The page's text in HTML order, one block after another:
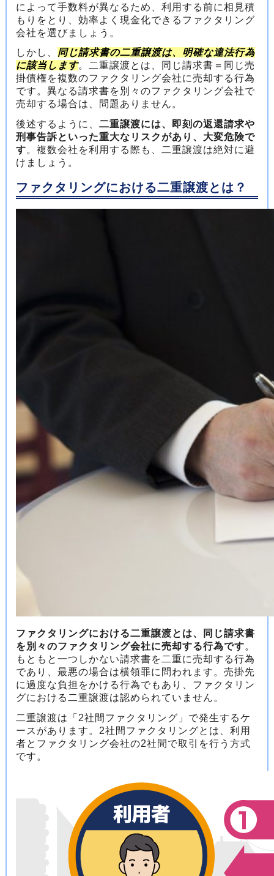
によって手数料が異なるため、利用する前に相見積
もりをとり、効率よく現金化できるファクタリング
会社を選びましょう。
しかし、 同じ請求書の二重譲渡は、明確な違法行為
に該当します。二重譲渡とは、同じ請求書＝同じ売
掛債権を複数のファクタリング会社に売却する行為
です。異なる請求書を別々のファクタリング会社で
売却する場合は、問題ありません。
後述するように、 二重譲渡には、即刻の返還請求や
刑事告訴といった重大なリスクがあり、大変危険で
す。複数会社を利用する際も、二重譲渡は絶対に避
けましょう。
ファクタリングにおける二重譲渡とは？
ファクタリングにおける二重譲渡とは、同じ請求書
を別々のファクタリング会社に売却する行為です。
もともと一つしかない請求書を二重に売却する行為
であり、最悪の場合は横領罪に問われます。売掛先
に過度な負担をかける行為でもあり、ファクタリン
グにおける二重譲渡は認められていません。
二重譲渡は「2社間ファクタリング」で発生するケ
ースがあります。2社間ファクタリングとは、利用
者とファクタリング会社の2社間で取引を行う方式
です。